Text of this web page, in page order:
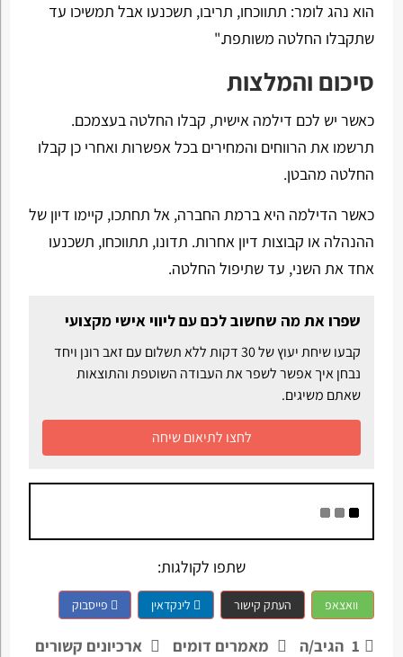
הוא נהג לומר: תתווכחו, תריבו, תשכנעו אבל תמשיכו עד
שתקבלו החלטה משותפת."
סיכום והמלצות
כאשר יש לכם דילמה אישית, קבלו החלטה בעצמכם.
תרשמו את הרווחים והמחירים בכל אפשרות ואחרי כן קבלו
החלטה מהבטן.
כאשר הדילמה היא ברמת החברה, אל תחתכו, קיימו דיון של
ההנהלה או קבוצות דיון אחרות. תדונו, תתווכחו, תשכנעו
אחד את השני, עד שתיפול החלטה.
שפרו את מה שחשוב לכם עם ליווי אישי מקצועי
קבעו שיחת יעוץ של 30 דקות ללא תשלום עם זאב רונן ויחד
נבחן איך אפשר לשפר את העבודה השוטפת והתוצאות
שאתם משיגים.
לחצו לתיאום שיחה
שתפו לקולגות:
וואצאפ העתק קישור לינקדאין פייסבוק
1 הגיב/ה מאמרים דומים ארכיונים קשורים